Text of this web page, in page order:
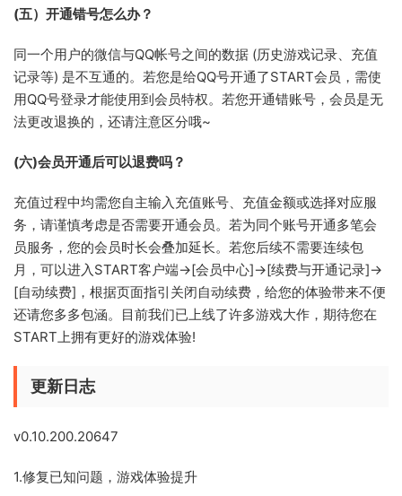
(五）开通错号怎么办？
同一个用户的微信与QQ帐号之间的数据 (历史游戏记录、充值
记录等) 是不互通的。若您是给QQ号开通了START会员，需使
用QQ号登录才能使用到会员特权。若您开通错账号，会员是无
法更改退换的，还请注意区分哦~
(六)会员开通后可以退费吗？
充值过程中均需您自主输入充值账号、充值金额或选择对应服
务，请谨慎考虑是否需要开通会员。若为同个账号开通多笔会
员服务，您的会员时长会叠加延长。若您后续不需要连续包
月，可以进入START客户端->[会员中心]->[续费与开通记录]->
[自动续费]，根据页面指引关闭自动续费，给您的体验带来不便
还请您多多包涵。目前我们已上线了许多游戏大作，期待您在
START上拥有更好的游戏体验!
更新日志
v0.10.200.20647
1.修复已知问题，游戏体验提升